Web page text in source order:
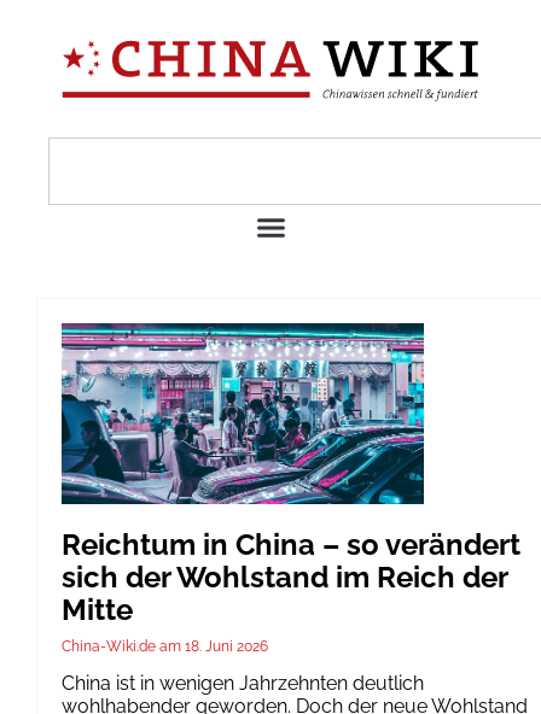
Reichtum in China – so verändert
sich der Wohlstand im Reich der
Mitte
China-Wiki.de 18. Juni 2026
China ist in wenigen Jahrzehnten deutlich
wohlhabender geworden. Doch der neue Wohlstand